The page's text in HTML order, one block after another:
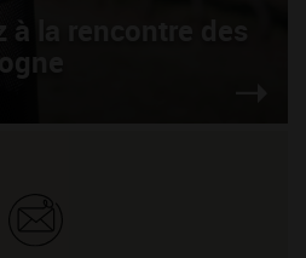
la rencontre des